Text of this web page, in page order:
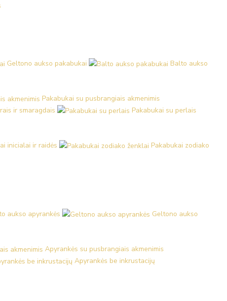
Geltono aukso pakabukai
Balto aukso
Pakabukai su pusbrangiais akmenimis
ir smaragdais
Pakabukai su perlais
inicialai ir raidės
Pakabukai zodiako
aukso apyrankės
Geltono aukso
Apyrankės su pusbrangiais akmenimis
Apyrankės be inkrustacijų